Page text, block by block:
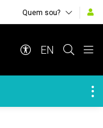
Quem sou?
EN